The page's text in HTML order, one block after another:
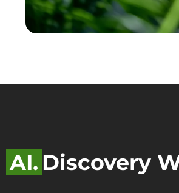
AI. Discovery